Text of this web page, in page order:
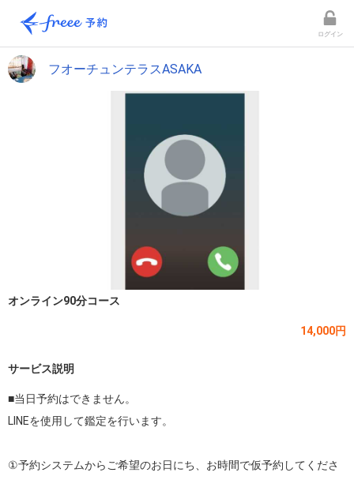
ログイン
フオーチュンテラスASAKA
オンライン90分コース
14,000円
サービス説明
■当日予約はできません。
LINEを使用して鑑定を行います。
①予約システムからご希望のお日にち、お時間で仮予約してくださ